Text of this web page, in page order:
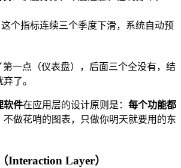
这个指标连续三个季度下滑，系统自动预
一点（仪表盘），后面三个全没有，结
了。
软件在应用层的设计原则是： 每个功能都
不做花哨的图表，只做你明天就要用的东
Interaction Layer）